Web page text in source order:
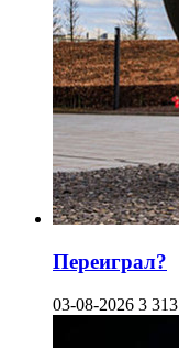
Переиграл?
03-08-2026 3 313